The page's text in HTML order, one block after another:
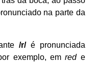
na parte da
/r/é pronunciada
exemplo, emred e